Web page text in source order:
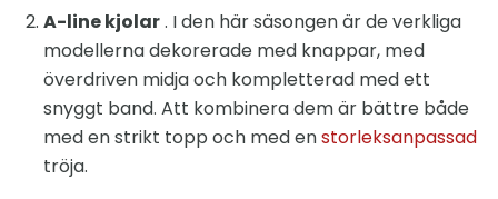
A-line kjolar. I den här säsongen är de verkliga
modellerna dekorerade med knappar, med
överdriven midja och kompletterad med ett
snyggt band. Att kombinera dem är bättre både
med en strikt topp och med enstorleksanpassad
tröja.